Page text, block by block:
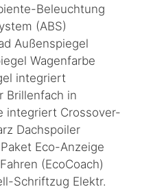
Beleuchtung
(ABS)
Außenspiegel
Wagenfarbe
integriert
Brillenfach in
integriert Crossover-
Dachspoiler
Eco-Anzeige
(EcoCoach)
Schriftzug Elektr.